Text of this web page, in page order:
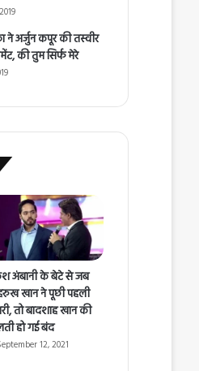
ने अर्जुन कपूर की तस्वीर
की तुम सिर्फ मेरे
अंबानी के बेटे से जब
खान ने पूछी पहली
तो बादशाह खान की
हो गई बंद
12, 2021